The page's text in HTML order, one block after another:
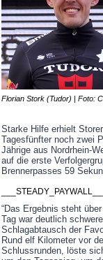
Florian Stork (Tudor) | Foto:
Starke Hilfe erhielt
Tagesfünfter noch zwei
Jährige aus Nordrhein-
auf die erste
Brennerpasses 59
___STEADY_PAYWALL___
“Das Ergebnis steht
Tag war deutlich
Schlagabtausch der
Rund elf Kilometer vor
Schlussrunden, löste